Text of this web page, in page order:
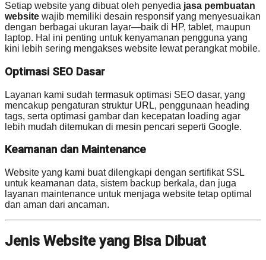
Setiap website yang dibuat oleh penyedia jasa pembuatan
website wajib memiliki desain responsif yang menyesuaikan
dengan berbagai ukuran layar—baik di HP, tablet, maupun
laptop. Hal ini penting untuk kenyamanan pengguna yang
kini lebih sering mengakses website lewat perangkat mobile.
Optimasi SEO Dasar
Layanan kami sudah termasuk optimasi SEO dasar, yang
mencakup pengaturan struktur URL, penggunaan heading
tags, serta optimasi gambar dan kecepatan loading agar
lebih mudah ditemukan di mesin pencari seperti Google.
Keamanan dan Maintenance
Website yang kami buat dilengkapi dengan sertifikat SSL
untuk keamanan data, sistem backup berkala, dan juga
layanan maintenance untuk menjaga website tetap optimal
dan aman dari ancaman.
Jenis Website yang Bisa Dibuat